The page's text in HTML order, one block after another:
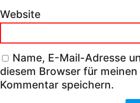
Website
Name, E-Mail-Adresse
diesem Browser für
Kommentar speichern.